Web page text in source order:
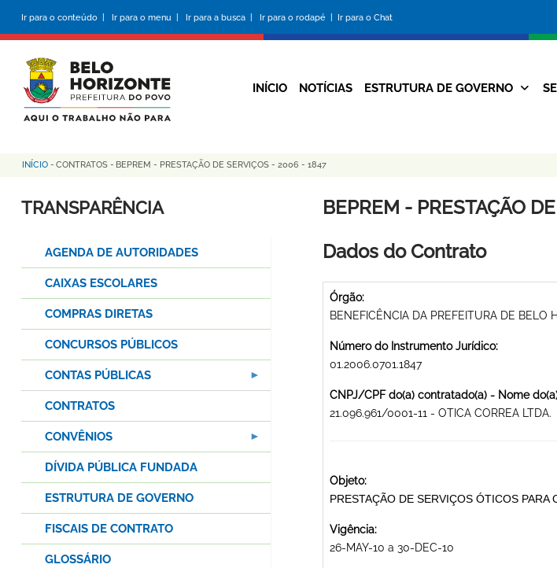
conteúdo
principal
Ir para o conteúdo | Ir para o menu | Ir para a busca | Ir para o rodapé | Ir para o Chat
da
Prefeitura
INÍCIO NOTÍCIAS ESTRUTURA DE GOVERNO
Trilha
de
INÍCIO - CONTRATOS - BEPREM - PRESTAÇÃO DE SERVIÇOS - 2006 - 1847
BEPREM - PRESTAÇÃO
Dados do Contrato
Órgão:
BENEFICÊNCIA DA PREFEITURA DE BELO
Número do Instrumento Jurídico:
01.2006.0701.1847
CNPJ/CPF do(a) contratado(a) - Nome
21.096.961/0001-11 - OTICA CORREA LTDA.
Objeto:
PRESTAÇÃO DE SERVIÇOS ÓTICOS
Vigência:
26-MAY-10 a 30-DEC-10
TRANSPARÊNCIA
AGENDA DE AUTORIDADES
CAIXAS ESCOLARES
COMPRAS DIRETAS
CONCURSOS PÚBLICOS
CONTAS PÚBLICAS
CONTRATOS
CONVÊNIOS
DÍVIDA PÚBLICA FUNDADA
ESTRUTURA DE GOVERNO
FISCAIS DE CONTRATO
GLOSSÁRIO